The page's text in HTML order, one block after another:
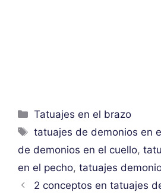
Categorías
Tatuajes en el brazo
Etiquetas
tatuajes de demonios en
de demonios en el cuello,
en el pecho, tatuajes
2 conceptos en tatuajes